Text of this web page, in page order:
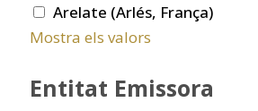
Arelate (Arlés, França)
Mostra els valors
Entitat Emissora